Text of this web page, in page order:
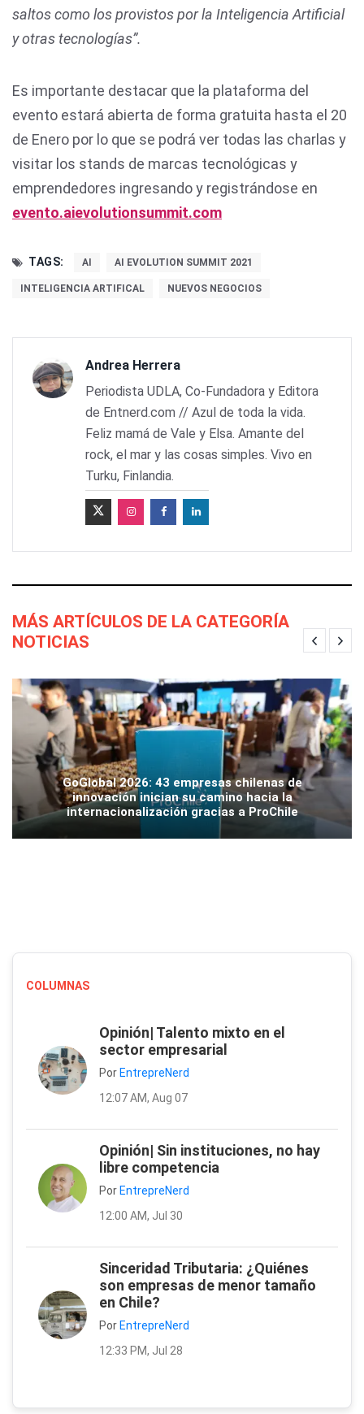
saltos como los provistos por la Inteligencia Artificial
y otras tecnologías”.
Es importante destacar que la plataforma del
evento estará abierta de forma gratuita hasta el 20
de Enero por lo que se podrá ver todas las charlas y
visitar los stands de marcas tecnológicas y
emprendedores ingresando y registrándose en
evento.aievolutionsummit.com
TAGS: AI AI EVOLUTION SUMMIT 2021
INTELIGENCIA ARTIFICAL NUEVOS NEGOCIOS
Andrea Herrera
Periodista UDLA, Co-Fundadora y Editora
de Entnerd.com // Azul de toda la vida.
Feliz mamá de Vale y Elsa. Amante del
rock, el mar y las cosas simples. Vivo en
Turku, Finlandia.
MÁS ARTÍCULOS DE LA CATEGORÍA
NOTICIAS
GoGlobal 2026: 43 empresas chilenas de
innovación inician su camino hacia la
internacionalización gracias a ProChile
COLUMNAS
Opinión| Talento mixto en el
sector empresarial
Por EntrepreNerd
12:07 AM, Aug 07
Opinión| Sin instituciones, no hay
libre competencia
Por EntrepreNerd
12:00 AM, Jul 30
Sinceridad Tributaria: ¿Quiénes
son empresas de menor tamaño
en Chile?
Por EntrepreNerd
12:33 PM, Jul 28